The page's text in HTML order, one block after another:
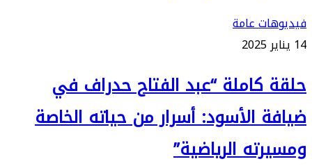
فيديوهات عامة
14 يناير 2025
حلقة كاملة “عبد الفتاح حدراف في
ضيافة الأسود: أسرار من حياته الخاصة
ومسيرته الرياضية”